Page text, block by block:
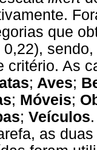
que
critério. As
; Aves;
; Móveis;
; Veículos
as